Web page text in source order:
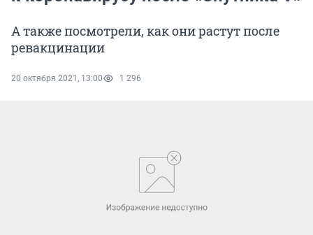
А также посмотрели, как они растут после
ревакцинации
20 октября 2021, 13:00 1 296